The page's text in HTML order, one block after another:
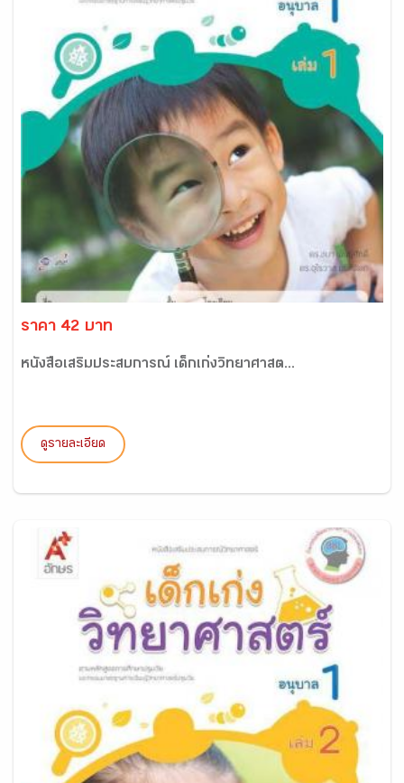
ราคา 42 บาท
หนังสือเสริมประสบการณ์ เด็กเก่งวิทยาศาสต...
ดูรายละเอียด